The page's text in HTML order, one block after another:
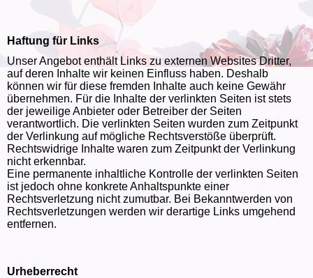
Haftung für Links
Unser Angebot enthält Links zu externen Websites Dritter,
auf deren Inhalte wir keinen Einfluss haben. Deshalb
können wir für diese fremden Inhalte auch keine Gewähr
übernehmen. Für die Inhalte der verlinkten Seiten ist stets
der jeweilige Anbieter oder Betreiber der Seiten
verantwortlich. Die verlinkten Seiten wurden zum Zeitpunkt
der Verlinkung auf mögliche Rechtsverstöße überprüft.
Rechtswidrige Inhalte waren zum Zeitpunkt der Verlinkung
nicht erkennbar.
Eine permanente inhaltliche Kontrolle der verlinkten Seiten
ist jedoch ohne konkrete Anhaltspunkte einer
Rechtsverletzung nicht zumutbar. Bei Bekanntwerden von
Rechtsverletzungen werden wir derartige Links umgehend
entfernen.
Urheberrecht